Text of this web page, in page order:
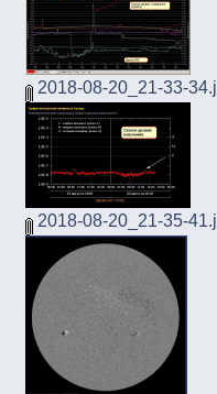
2018-08-20_21-33-
2018-08-20_21-35-